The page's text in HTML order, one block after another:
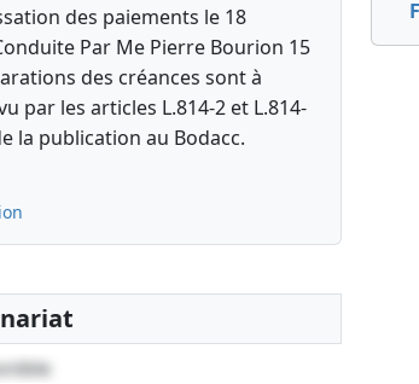
des paiements le 18
Par Me Pierre Bourion 15
des créances sont à
par les articles L.814-2 et L.814-
la publication au Bodacc.